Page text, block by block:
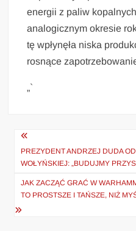
energii z paliw
analogicznym okresie
tę wpłynęła niska
rosnące
„`
Nawigacja
wpisu
PREZYDENT ANDRZEJ DUDA
WOŁYŃSKIEJ: „BUDUJMY
JAK ZACZĄĆ GRAĆ W
TO PROSTSZE I TAŃSZE, NIŻ